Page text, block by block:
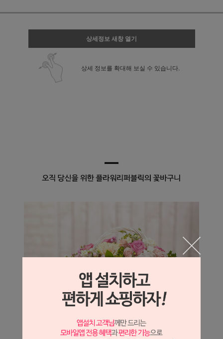
상세정보 새창 열기
상세 정보를 확대해 보실 수 있습니다.